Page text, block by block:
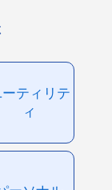
ティリテ
ィ